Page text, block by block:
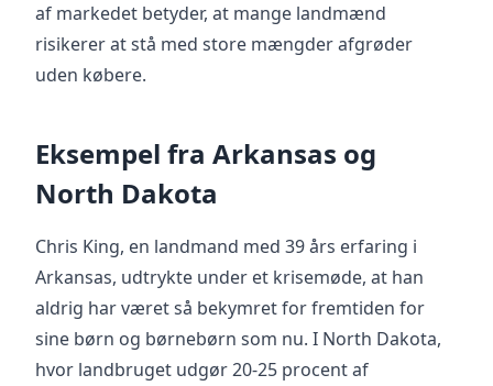
af markedet betyder, at mange landmænd
risikerer at stå med store mængder afgrøder
uden købere.
Eksempel fra Arkansas og
North Dakota
Chris King, en landmand med 39 års erfaring i
Arkansas, udtrykte under et krisemøde, at han
aldrig har været så bekymret for fremtiden for
sine børn og børnebørn som nu. I North Dakota,
hvor landbruget udgør 20-25 procent af